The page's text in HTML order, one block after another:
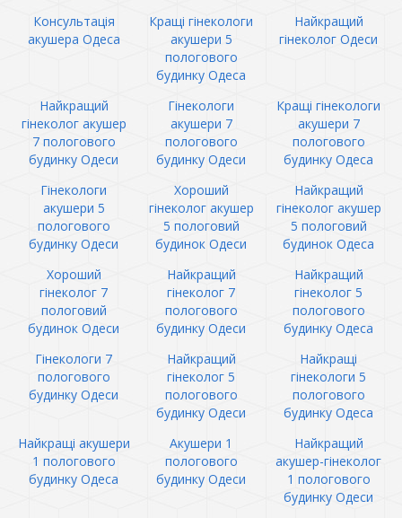
Консультація
акушера Одеса
Кращі гінекологи
акушери 5
пологового
будинку Одеса
Найкращий
гінеколог Одеси
Найкращий
гінеколог акушер
7 пологового
будинку Одеси
Гінекологи
акушери 7
пологового
будинку Одеси
Кращі гінекологи
акушери 7
пологового
будинку Одеса
Гінекологи
акушери 5
пологового
будинку Одеси
Хороший
гінеколог акушер
5 пологовий
будинок Одеси
Найкращий
гінеколог акушер
5 пологовий
будинок Одеса
Хороший
гінеколог 7
пологовий
будинок Одеси
Найкращий
гінеколог 7
пологового
будинку Одеси
Найкращий
гінеколог 5
пологового
будинку Одеса
Гінекологи 7
пологового
будинку Одеси
Найкращий
гінеколог 5
пологового
будинку Одеси
Найкращі
гінекологи 5
пологового
будинку Одеса
Найкращі акушери
1 пологового
будинку Одеса
Акушери 1
пологового
будинку Одеси
Найкращий
акушер-гінеколог
1 пологового
будинку Одеси